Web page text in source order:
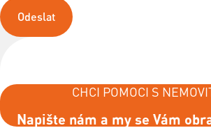
Odeslat
CHCI POMOCI S
Napište nám a my se Vám